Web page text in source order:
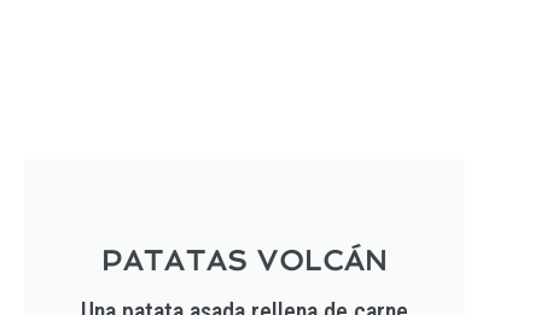
PATATAS VOLCÁN